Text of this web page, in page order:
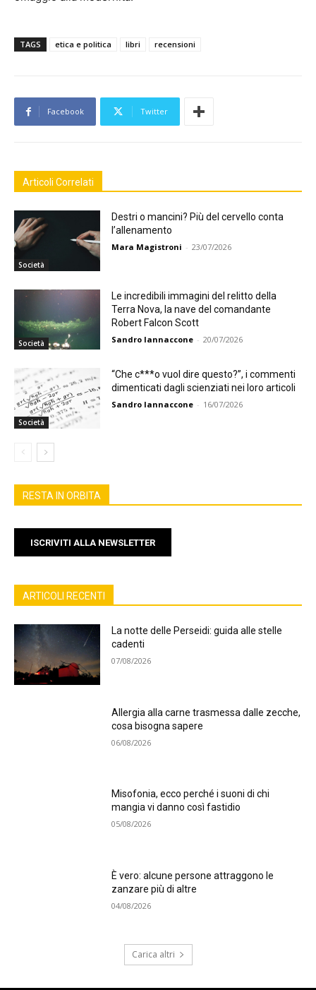
TAGS etica e politica libri recensioni
Facebook Twitter
Articoli Correlati
Società
Destri o mancini? Più del cervello conta
l’allenamento
Mara Magistroni - 23/07/2026
Società
Le incredibili immagini del relitto della
Terra Nova, la nave del comandante
Robert Falcon Scott
Sandro Iannaccone - 20/07/2026
Società
“Che c***o vuol dire questo?”, i commenti
dimenticati dagli scienziati nei loro articoli
Sandro Iannaccone - 16/07/2026
RESTA IN ORBITA
ISCRIVITI ALLA NEWSLETTER
ARTICOLI RECENTI
La notte delle Perseidi: guida alle stelle
cadenti
07/08/2026
Allergia alla carne trasmessa dalle zecche,
cosa bisogna sapere
06/08/2026
Misofonia, ecco perché i suoni di chi
mangia vi danno così fastidio
05/08/2026
È vero: alcune persone attraggono le
zanzare più di altre
04/08/2026
Carica altri